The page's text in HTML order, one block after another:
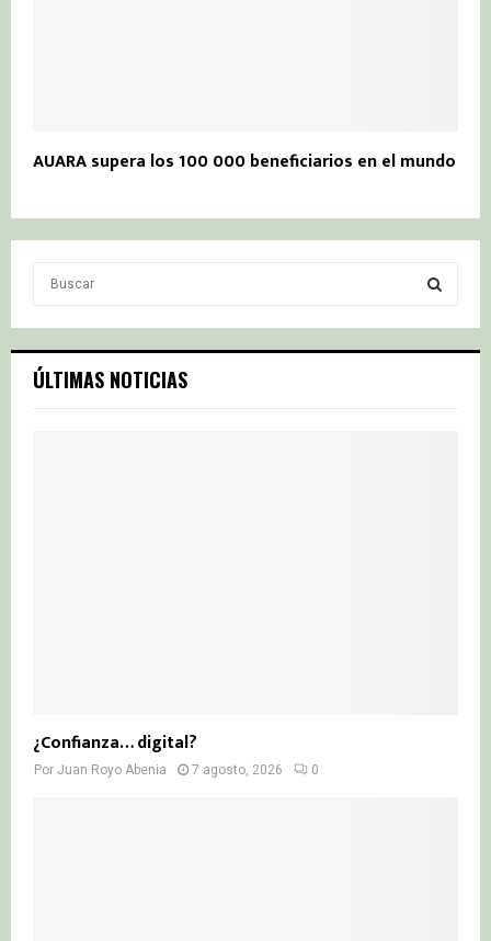
AUARA supera los 100 000 beneficiarios en el mundo
c
h
S
ÚLTIMAS NOTICIAS
¿Confianza… digital?
Por Juan Royo Abenia 7 agosto, 2026 0